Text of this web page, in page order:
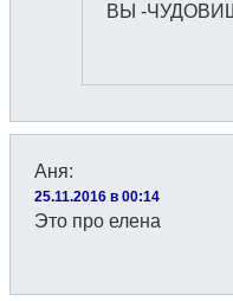
ВЫ -
Аня:
25.11.2016 в 00:14
Это про елена